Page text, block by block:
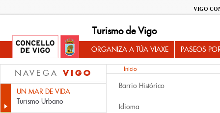
VIGO
Turismo de Vigo
ORGANIZA A TÚA VIAXE PASEOS
NAVEGA VIGO
UN MAR DE VIDA
Turismo Urbano
Inicio
Barrio Histórico
Idioma